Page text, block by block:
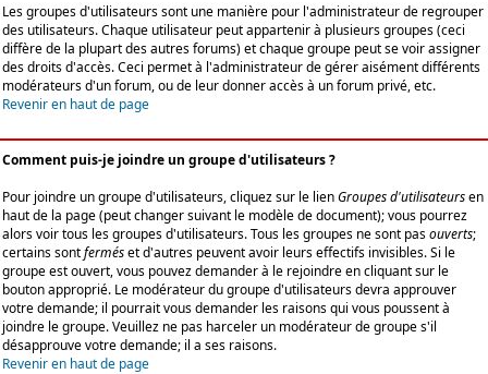
Les groupes d'utilisateurs sont une manière pour l'administrateur de regrouper
des utilisateurs. Chaque utilisateur peut appartenir à plusieurs groupes (ceci
diffère de la plupart des autres forums) et chaque groupe peut se voir assigner
des droits d'accès. Ceci permet à l'administrateur de gérer aisément différents
modérateurs d'un forum, ou de leur donner accès à un forum privé, etc.
Revenir en haut de page
Comment puis-je joindre un groupe d'utilisateurs ?
Pour joindre un groupe d'utilisateurs, cliquez sur le lienGroupes d'utilisateursen
haut de la page (peut changer suivant le modèle de document); vous pourrez
alors voir tous les groupes d'utilisateurs. Tous les groupes ne sont pasouverts;
certains sontferméset d'autres peuvent avoir leurs effectifs invisibles. Si le
groupe est ouvert, vous pouvez demander à le rejoindre en cliquant sur le
bouton approprié. Le modérateur du groupe d'utilisateurs devra approuver
votre demande; il pourrait vous demander les raisons qui vous poussent à
joindre le groupe. Veuillez ne pas harceler un modérateur de groupe s'il
désapprouve votre demande; il a ses raisons.
Revenir en haut de page